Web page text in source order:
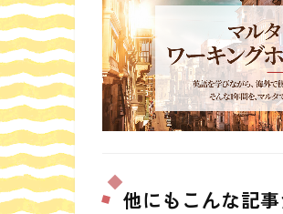
他にもこんな記